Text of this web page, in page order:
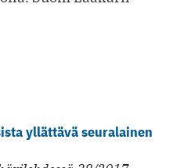
yllättävä seuralainen